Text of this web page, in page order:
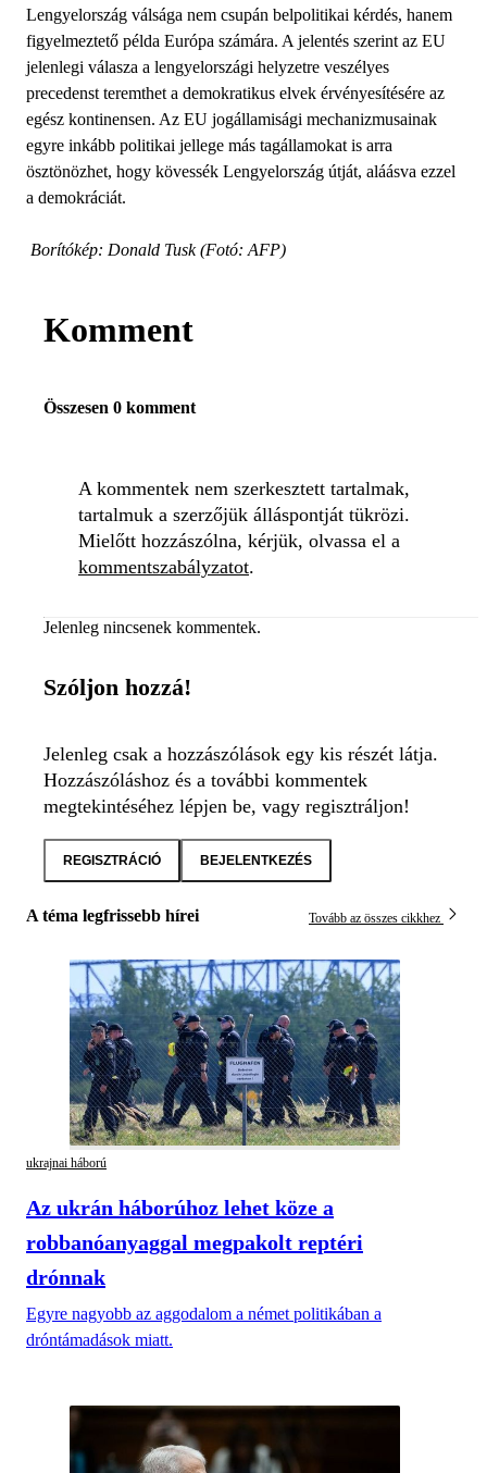
Lengyelország válsága nem csupán belpolitikai kérdés, hanem
figyelmeztető példa Európa számára. A jelentés szerint az EU
jelenlegi válasza a lengyelországi helyzetre veszélyes
precedenst teremthet a demokratikus elvek érvényesítésére az
egész kontinensen. Az EU jogállamisági mechanizmusainak
egyre inkább politikai jellege más tagállamokat is arra
ösztönözhet, hogy kövessék Lengyelország útját, aláásva ezzel
a demokráciát.
Borítókép: Donald Tusk (Fotó: AFP)
Komment
Összesen 0 komment
A kommentek nem szerkesztett tartalmak,
tartalmuk a szerzőjük álláspontját tükrözi.
Mielőtt hozzászólna, kérjük, olvassa el a
kommentszabályzatot.
Jelenleg nincsenek kommentek.
Szóljon hozzá!
Jelenleg csak a hozzászólások egy kis részét látja.
Hozzászóláshoz és a további kommentek
megtekintéséhez lépjen be, vagy regisztráljon!
REGISZTRÁCIÓ BEJELENTKEZÉS
A téma legfrissebb hírei Tovább az összes cikkhez
ukrajnai háború
Az ukrán háborúhoz lehet köze a
robbanóanyaggal megpakolt reptéri
drónnak
Egyre nagyobb az aggodalom a német politikában a
dróntámadások miatt.